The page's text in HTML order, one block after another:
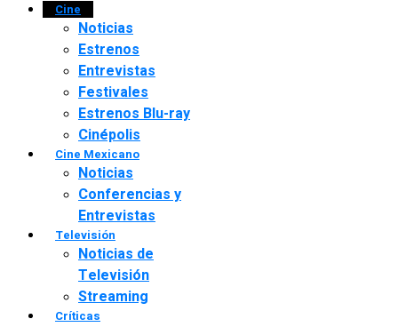
Cine
Noticias
Estrenos
Entrevistas
Festivales
Estrenos Blu-ray
Cinépolis
Cine Mexicano
Noticias
Conferencias y
Entrevistas
Televisión
Noticias de
Televisión
Streaming
Críticas